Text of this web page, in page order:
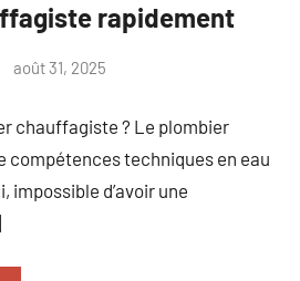
rapidement
août 31, 2025
chauffagiste ? Le plombier
compétences techniques en eau
impossible d’avoir une